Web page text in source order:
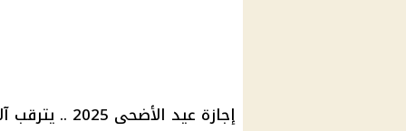
إجازة عيد الأضحى 2025
.. يترقب